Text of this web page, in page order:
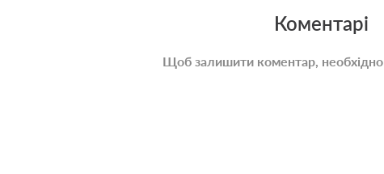
Коментарі
Щоб залишити коментар, необхідно